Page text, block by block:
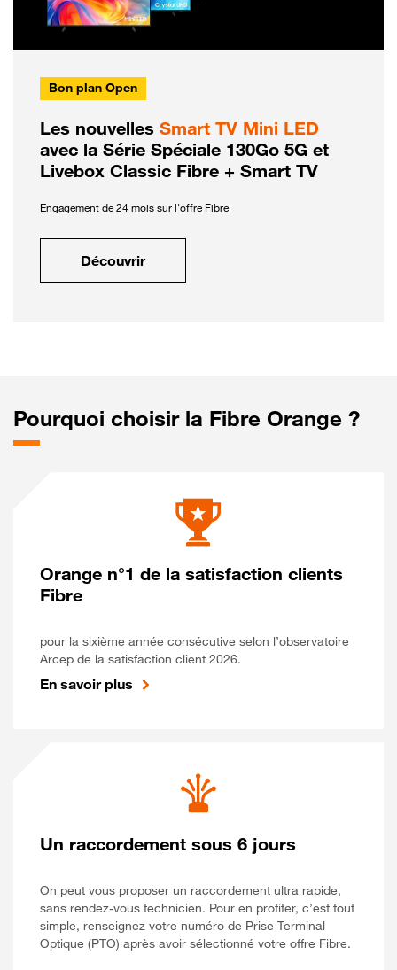
Bon plan Open
Les nouvelles Smart TV Mini LED
avec la Série Spéciale 130Go 5G et
Livebox Classic Fibre + Smart TV
Engagement de 24 mois sur l'offre Fibre
Découvrir
Pourquoi choisir la Fibre Orange ?
Orange n°1 de la satisfaction clients
Fibre
pour la sixième année consécutive selon l’observatoire
Arcep de la satisfaction client 2026.
En savoir plus
Un raccordement sous 6 jours
On peut vous proposer un raccordement ultra rapide,
sans rendez-vous technicien. Pour en profiter, c’est tout
simple, renseignez votre numéro de Prise Terminal
Optique (PTO) après avoir sélectionné votre offre Fibre.